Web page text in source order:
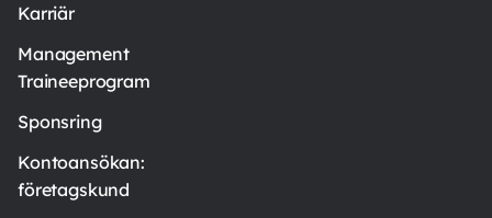
Karriär
Management
Traineeprogram
Sponsring
Kontoansökan:
företagskund